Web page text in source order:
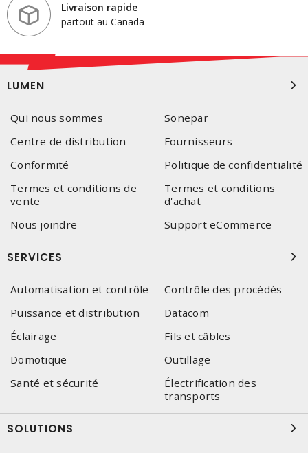
Livraison rapide
partout au Canada
LUMEN
Qui nous sommes
Sonepar
Centre de distribution
Fournisseurs
Conformité
Politique de confidentialité
Termes et conditions de
vente
Termes et conditions
d'achat
Nous joindre
Support eCommerce
SERVICES
Automatisation et contrôle
Contrôle des procédés
Puissance et distribution
Datacom
Éclairage
Fils et câbles
Domotique
Outillage
Santé et sécurité
Électrification des
transports
SOLUTIONS